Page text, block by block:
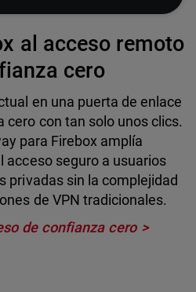
al acceso remoto
cero
en una puerta de enlace
cero con tan solo unos clics.
para Firebox amplía
acceso seguro a usuarios
privadas sin la complejidad
de VPN tradicionales.
de confianza cero